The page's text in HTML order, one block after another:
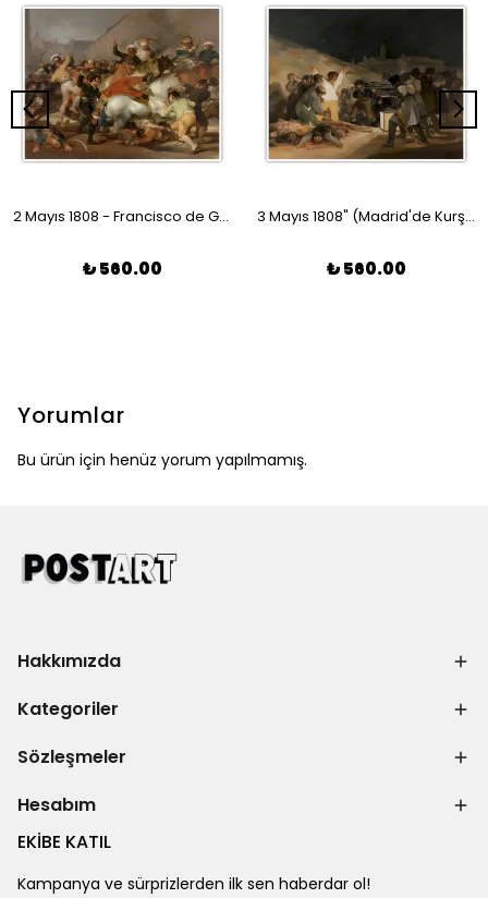
2 Mayıs 1808 - Francisco de Goya Poster
₺ 560.00
3 Mayıs 1808" (Madrid'de Kurşuna Dizilenler) - Francisco de Goya Poster
₺ 560.00
Yorumlar
Bu ürün için henüz yorum yapılmamış.
Hakkımızda
Kategoriler
Sözleşmeler
Hesabım
EKİBE KATIL
Kampanya ve sürprizlerden ilk sen haberdar ol!